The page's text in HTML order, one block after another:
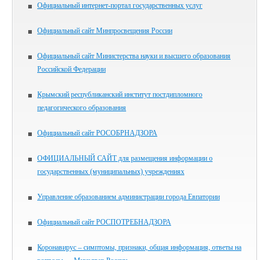
Официальный интернет-портал государственных услуг
Официальный сайт Минпросвещения России
Официальный сайт Министерства науки и высшего образования
Российской Федерации
Крымский республиканский институт постдипломного
педагогического образования
Официальный сайт РОСОБРНАДЗОРА
ОФИЦИАЛЬНЫЙ САЙТ для размещения информации о
государственных (муниципальных) учреждениях
Управление образованием администрации города Евпатории
Официальный сайт РОСПОТРЕБНАДЗОРА
Коронавирус – симптомы, признаки, общая информация, ответы на